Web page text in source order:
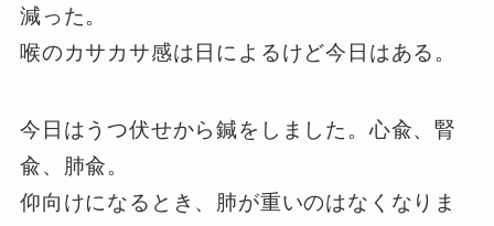
減った。
喉のカサカサ感は日によるけど今日はある。
今日はうつ伏せから鍼をしました。心兪、腎
兪、肺兪。
仰向けになるとき、肺が重いのはなくなりま